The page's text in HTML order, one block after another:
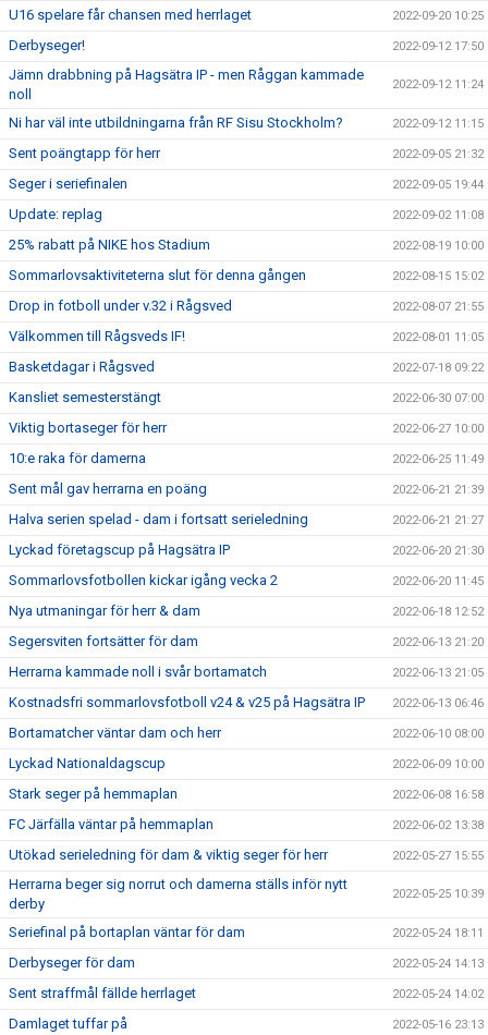
U16 spelare får chansen med herrlaget 2022-09-20 10:25
Derbyseger! 2022-09-12 17:50
Jämn drabbning på Hagsätra IP - men Råggan kammade
noll
2022-09-12 11:24
Ni har väl inte utbildningarna från RF Sisu Stockholm? 2022-09-12 11:15
Sent poängtapp för herr 2022-09-05 21:32
Seger i seriefinalen 2022-09-05 19:44
Update: replag 2022-09-02 11:08
25% rabatt på NIKE hos Stadium 2022-08-19 10:00
Sommarlovsaktiviteterna slut för denna gången 2022-08-15 15:02
Drop in fotboll under v.32 i Rågsved 2022-08-07 21:55
Välkommen till Rågsveds IF! 2022-08-01 11:05
Basketdagar i Rågsved 2022-07-18 09:22
Kansliet semesterstängt 2022-06-30 07:00
Viktig bortaseger för herr 2022-06-27 10:00
10:e raka för damerna 2022-06-25 11:49
Sent mål gav herrarna en poäng 2022-06-21 21:39
Halva serien spelad - dam i fortsatt serieledning 2022-06-21 21:27
Lyckad företagscup på Hagsätra IP 2022-06-20 21:30
Sommarlovsfotbollen kickar igång vecka 2 2022-06-20 11:45
Nya utmaningar för herr & dam 2022-06-18 12:52
Segersviten fortsätter för dam 2022-06-13 21:20
Herrarna kammade noll i svår bortamatch 2022-06-13 21:05
Kostnadsfri sommarlovsfotboll v24 & v25 på Hagsätra IP 2022-06-13 06:46
Bortamatcher väntar dam och herr 2022-06-10 08:00
Lyckad Nationaldagscup 2022-06-09 10:00
Stark seger på hemmaplan 2022-06-08 16:58
FC Järfälla väntar på hemmaplan 2022-06-02 13:38
Utökad serieledning för dam & viktig seger för herr 2022-05-27 15:55
Herrarna beger sig norrut och damerna ställs inför nytt
derby
2022-05-25 10:39
Seriefinal på bortaplan väntar för dam 2022-05-24 18:11
Derbyseger för dam 2022-05-24 14:13
Sent straffmål fällde herrlaget 2022-05-24 14:02
Damlaget tuffar på 2022-05-16 23:13